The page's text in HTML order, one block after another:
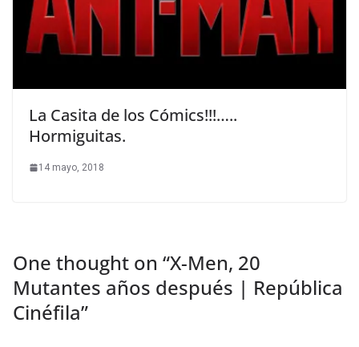
La Casita de los Cómics!!!…..
Hormiguitas.
14 mayo, 2018
One thought on “X-Men, 20
Mutantes años después | República
Cinéfila”